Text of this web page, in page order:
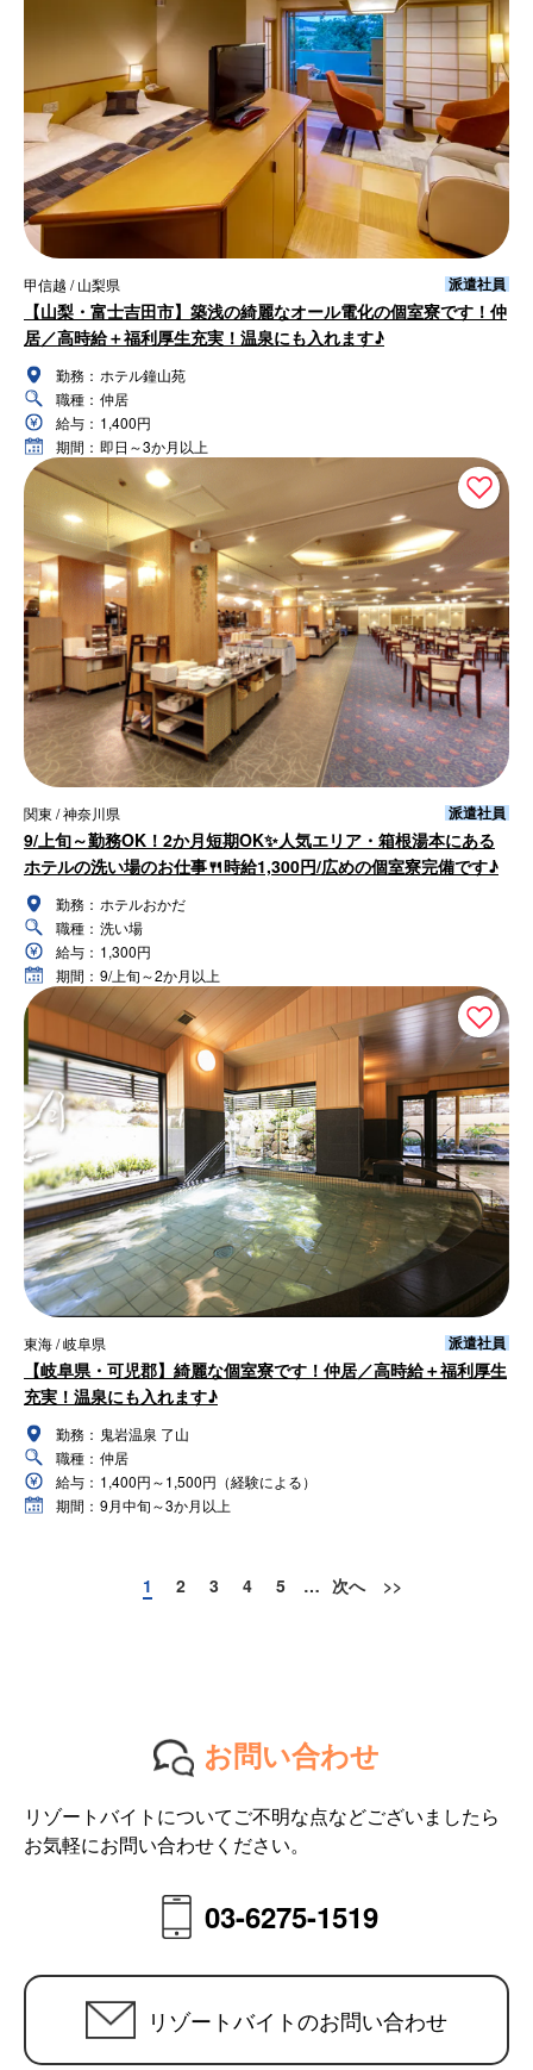
甲信越 / 山梨県 派遣社員
【山梨・富士吉田市】築浅の綺麗なオール電化の個室寮です！仲
居／高時給＋福利厚生充実！温泉にも入れます♪
勤務： ホテル鐘山苑
職種： 仲居
給与： 1,400円
期間： 即日～3か月以上
関東 / 神奈川県 派遣社員
9/上旬～勤務OK！2か月短期OK✨人気エリア・箱根湯本にある
ホテルの洗い場のお仕事🍴時給1,300円/広めの個室寮完備です♪
勤務： ホテルおかだ
職種： 洗い場
給与： 1,300円
期間： 9/上旬～2か月以上
東海 / 岐阜県 派遣社員
【岐阜県・可児郡】綺麗な個室寮です！仲居／高時給＋福利厚生
充実！温泉にも入れます♪
勤務： 鬼岩温泉 了山
職種： 仲居
給与： 1,400円～1,500円（経験による）
期間： 9月中旬～3か月以上
1 2 3 4 5 … 次へ >>
お問い合わせ
リゾートバイトについてご不明な点などございましたら
お気軽にお問い合わせください。
03-6275-1519
リゾートバイトのお問い合わせ